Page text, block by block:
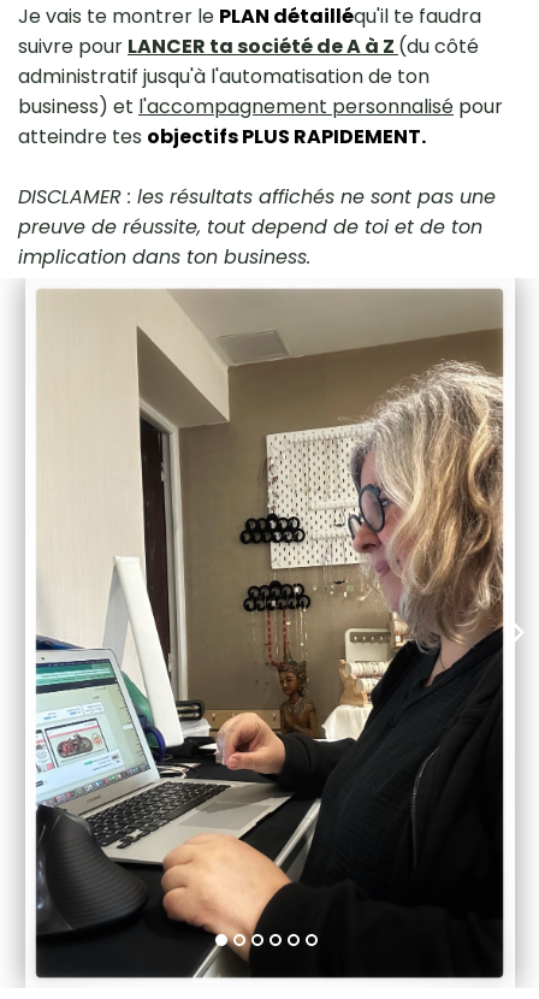
Je vais te montrer le PLAN détailléqu'il te faudra
suivre pour LANCER ta société de A à Z (du côté
administratif jusqu'à l'automatisation de ton
business) et l'accompagnement personnalisé pour
atteindre tes objectifs PLUS RAPIDEMENT.
DISCLAMER : les résultats affichés ne sont pas une
preuve de réussite, tout depend de toi et de ton
implication dans ton business.